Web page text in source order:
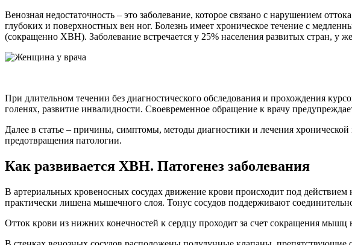
Венозная недостаточность – это заболевание, которое связано с нарушением
глубоких и поверхностных вен ног. Болезнь имеет хроническое течение с
(сокращенно ХВН). Заболевание встречается у 25% населения развитых стран, у
При длительном течении без диагностического обследования и прохождения
голенях, развитие инвалидности. Своевременное обращение к врачу
Далее в статье – причины, симптомы, методы диагностики и лечения
предотвращения патологии.
Как развивается ХВН. Патогенез заболевания
В артериальных кровеносных сосудах движение крови происходит под
практически лишена мышечного слоя. Тонус сосудов поддерживают
Отток крови из нижних конечностей к сердцу проходит за счет сокращения мышц